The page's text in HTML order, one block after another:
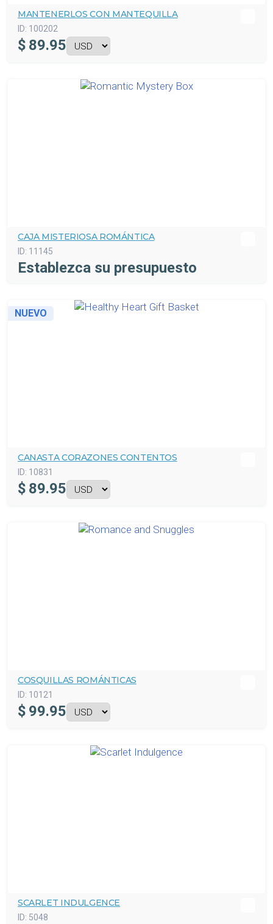
MANTENERLOS CON MANTEQUILLA
ID: 100202
$ 89.95
CAJA MISTERIOSA ROMÁNTICA
ID: 11145
Establezca su presupuesto
NUEVO
CANASTA CORAZONES CONTENTOS
ID: 10831
$ 89.95
COSQUILLAS ROMÁNTICAS
ID: 10121
$ 99.95
SCARLET INDULGENCE
ID: 5048